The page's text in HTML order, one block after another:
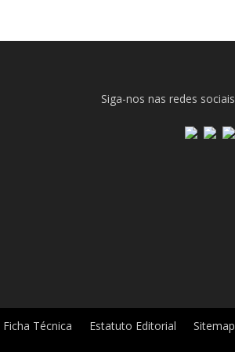
Siga-nos nas redes sociais
Ficha Técnica Estatuto Editorial Sitemap